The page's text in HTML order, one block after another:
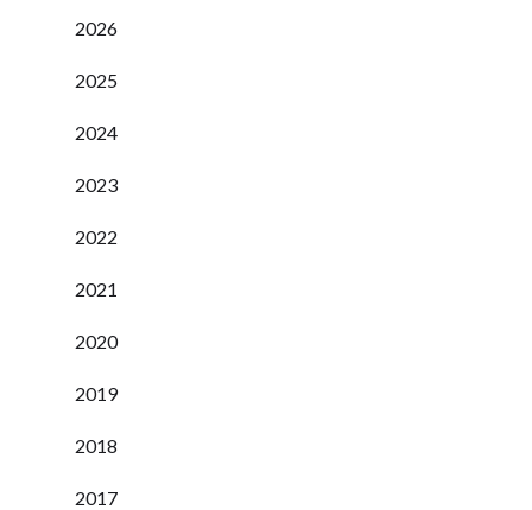
2026
2025
2024
2023
2022
2021
2020
2019
2018
2017